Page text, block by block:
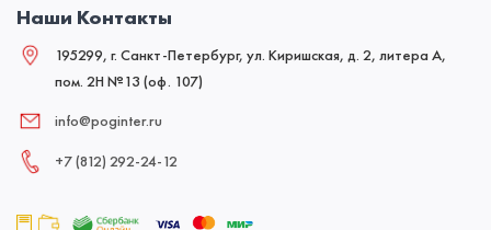
Наши Контакты
195299, г. Санкт-Петербург, ул. Киришская, д. 2, литера А,
пом. 2Н №13 (оф. 107)
info@poginter.ru
+7 (812) 292‑24‑12